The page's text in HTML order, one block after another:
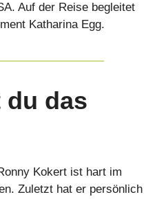
Auf der Reise begleitet
Katharina Egg.
du das
Kokert ist hart im
Zuletzt hat er persönlich